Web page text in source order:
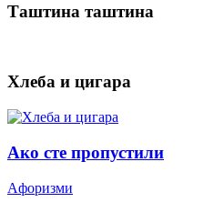
Таштина таштина
Хлеба и цигара
Ако сте пропустили
Aфоризми